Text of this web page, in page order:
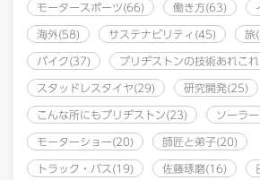
モータースポーツ(66) 働き方(63)
海外(58) サステナビリティ(45) 旅
バイク(37) ブリヂストンの技術あれこ
スタッドレスタイヤ(29) 研究開発(25)
こんな所にもブリヂストン(23) ソーラ
モーターショー(20) 師匠と弟子(20)
トラック・バス(19) 佐藤琢磨(16)